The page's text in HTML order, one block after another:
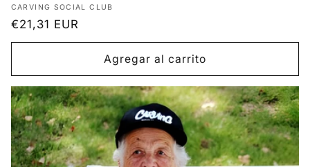
Proveedor:
CARVING SOCIAL CLUB
Precio
habitual
€21,31 EUR
Agregar al carrito